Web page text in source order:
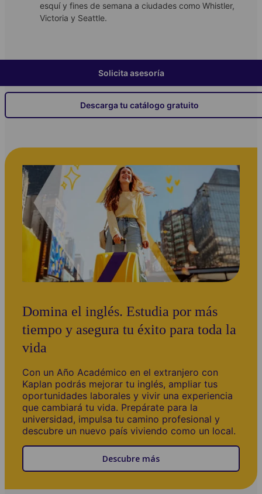
esquí y fines de semana a ciudades como Whistler,
Victoria y Seattle.
Solicita asesoría
Descarga tu catálogo gratuito
Domina el inglés. Estudia por más
tiempo y asegura tu éxito para toda la
vida
Con un Año Académico en el extranjero con
Kaplan podrás mejorar tu inglés, ampliar tus
oportunidades laborales y vivir una experiencia
que cambiará tu vida. Prepárate para la
universidad, impulsa tu camino profesional y
descubre un nuevo país viviendo como un local.
Descubre más